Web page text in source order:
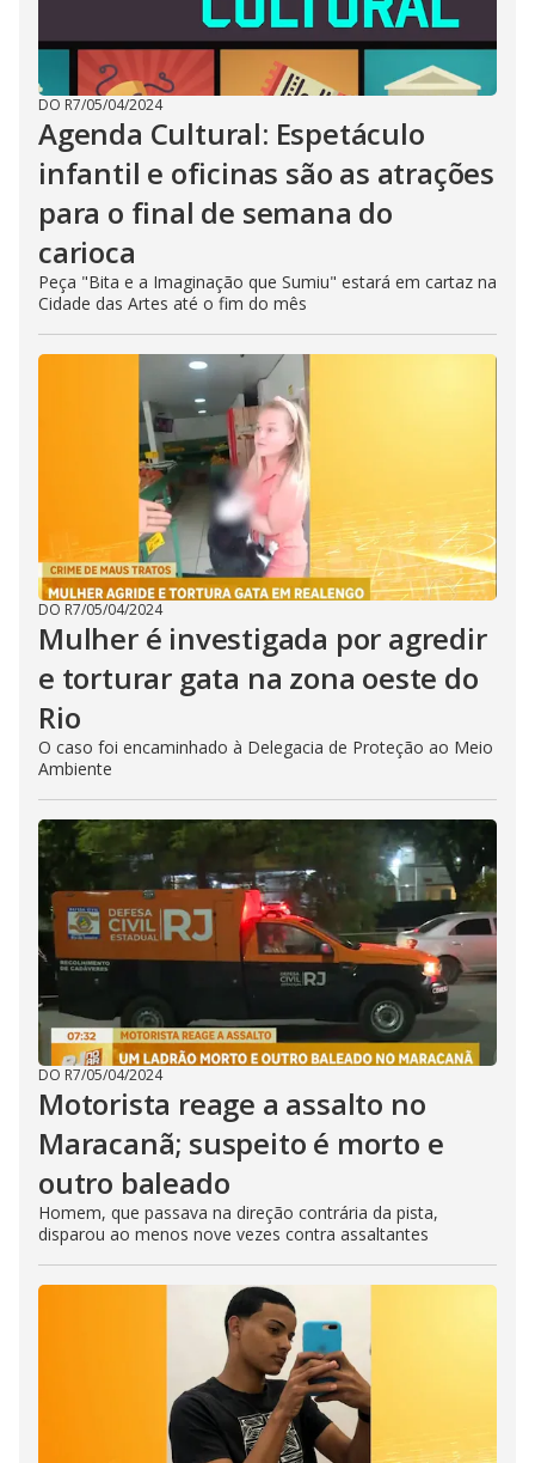
DO R7/05/04/2024
Agenda Cultural: Espetáculo
infantil e oficinas são as atrações
para o final de semana do
carioca
Peça "Bita e a Imaginação que Sumiu" estará em cartaz na
Cidade das Artes até o fim do mês
DO R7/05/04/2024
Mulher é investigada por agredir
e torturar gata na zona oeste do
Rio
O caso foi encaminhado à Delegacia de Proteção ao Meio
Ambiente
DO R7/05/04/2024
Motorista reage a assalto no
Maracanã; suspeito é morto e
outro baleado
Homem, que passava na direção contrária da pista,
disparou ao menos nove vezes contra assaltantes